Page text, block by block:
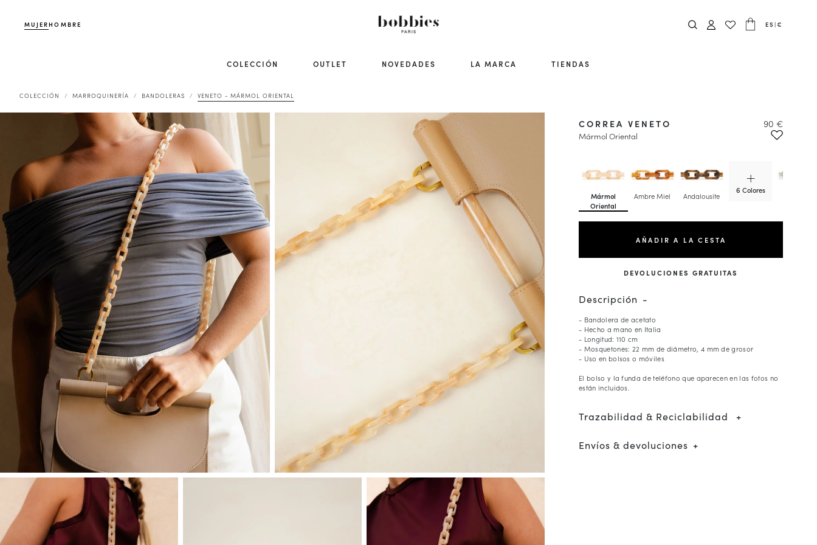
MUJERHOMBRE ES |€
COLECCIÓN OUTLET NOVEDADES LA MARCA TIENDAS
COLECCIÓN MARROQUINERÍA BANDOLERAS VENETO - MÁRMOL ORIENTAL
Mármol
Oriental
Ambre Miel Andalousite
6 Colores
CORREA VENETO
Mármol Oriental
90 €
AÑADIR A LA CESTA
DEVOLUCIONES GRATUITAS
Descripción
- Bandolera de acetato
- Hecho a mano en Italia
- Longitud: 110 cm
- Mosquetones: 22 mm de diámetro, 4 mm de grosor
- Uso en bolsos o móviles
El bolso y la funda de teléfono que aparecen en las fotos no
están incluidos.
Trazabilidad & Reciclabilidad
Envíos & devoluciones